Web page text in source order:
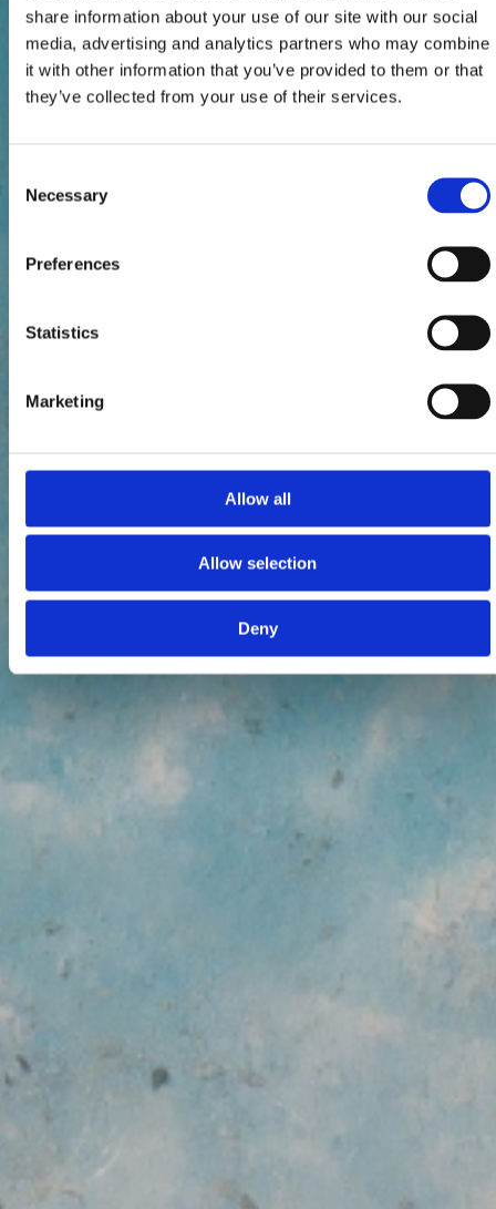
share information about your use of our site with our social
media, advertising and analytics partners who may combine
it with other information that you’ve provided to them or that
they’ve collected from your use of their services.
Selection
Necessary
Preferences
Statistics
Marketing
Allow all
Allow selection
Deny